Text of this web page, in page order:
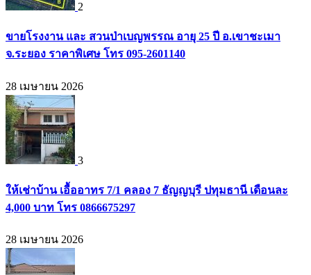
2
ขายโรงงาน และ สวนป่าเบญพรรณ อายุ 25 ปี อ.เขาชะเมา
จ.ระยอง ราคาพิเศษ โทร 095-2601140
28 เมษายน 2026
3
ให้เช่าบ้าน เอื้ออาทร 7/1 คลอง 7 ธัญญบุรี ปทุมธานี เดือนละ
4,000 บาท โทร 0866675297
28 เมษายน 2026